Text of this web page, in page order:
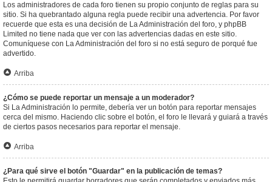
Los administradores de cada foro tienen su propio conjunto de reglas para su
sitio. Si ha quebrantado alguna regla puede recibir una advertencia. Por favor
recuerde que esta es una decisión de La Administración del foro, y phpBB
Limited no tiene nada que ver con las advertencias dadas en este sitio.
Comuníquese con La Administración del foro si no está seguro de porqué fue
advertido.
Arriba
¿Cómo se puede reportar un mensaje a un moderador?
Si La Administración lo permite, debería ver un botón para reportar mensajes
cerca del mismo. Haciendo clic sobre el botón, el foro le llevará y guiará a través
de ciertos pasos necesarios para reportar el mensaje.
Arriba
¿Para qué sirve el botón "Guardar" en la publicación de temas?